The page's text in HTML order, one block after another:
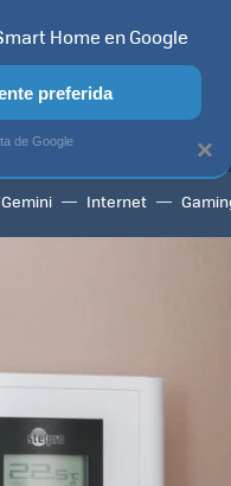
NUEVO
TV
Gemini Internet
×
Home en Google
preferida
de Google